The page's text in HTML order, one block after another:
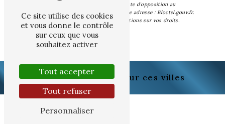
Vous avez le droit de vous inscrire sur la liste d'opposition au
démarchage téléphonique, disponible à cette adresse :Bloctel.gouv.fr.
Consultez le site cnil.fr pour plus d’informations sur vos droits.
Nous intervenons sur ces villes
Ce site utilise des cookies
et vous donne le contrôle
sur ceux que vous
souhaitez activer
Tout accepter
Tout refuser
Personnaliser